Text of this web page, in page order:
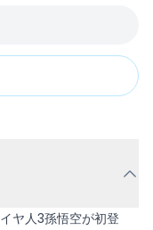
ヤ人3孫悟空が初登